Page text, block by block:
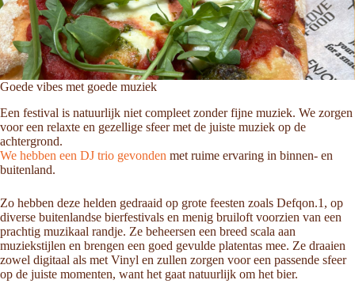
Goede vibes met goede muziek
Een festival is natuurlijk niet compleet zonder fijne muziek. We zorgen
voor een relaxte en gezellige sfeer met de juiste muziek op de
achtergrond.
We hebben een DJ trio gevonden met ruime ervaring in binnen- en
buitenland.
Zo hebben deze helden gedraaid op grote feesten zoals Defqon.1, op
diverse buitenlandse bierfestivals en menig bruiloft voorzien van een
prachtig muzikaal randje. Ze beheersen een breed scala aan
muziekstijlen en brengen een goed gevulde platentas mee. Ze draaien
zowel digitaal als met Vinyl en zullen zorgen voor een passende sfeer
op de juiste momenten, want het gaat natuurlijk om het bier.